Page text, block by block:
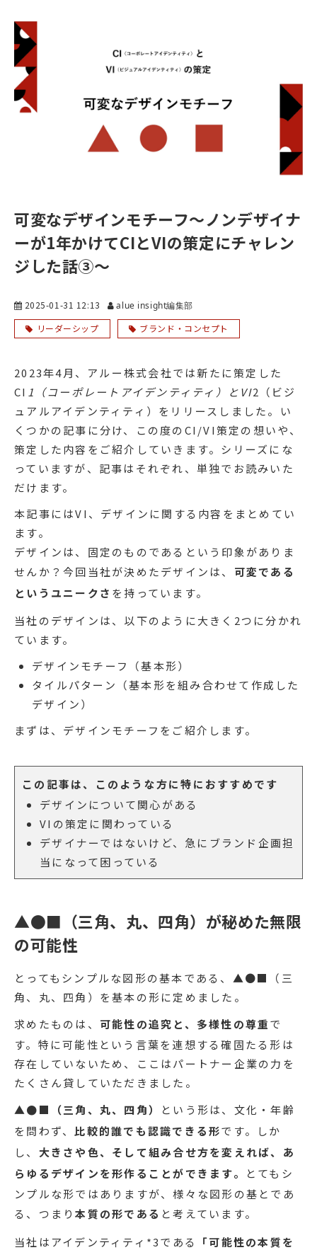
可変なデザインモチーフ～ノンデザイナ
ーが1年かけてCIとVIの策定にチャレン
ジした話③～
2025-01-31 12:13
alue insight編集部
リーダーシップ
ブランド・コンセプト
2023年4月、アルー株式会社では新たに策定した
CI 1（コーポレートアイデンティティ）とVI2（ビジ
ュアルアイデンティティ）をリリースしました。い
くつかの記事に分け、この度のCI/VI策定の想いや、
策定した内容をご紹介していきます。シリーズにな
っていますが、記事はそれぞれ、単独でお読みいた
だけます。
本記事にはVI、デザインに関する内容をまとめてい
ます。
デザインは、固定のものであるという印象がありま
せんか？今回当社が決めたデザインは、 可変である
というユニークさ を持っています。
当社のデザインは、以下のように大きく2つに分かれ
ています。
デザインモチーフ（基本形）
タイルパターン（基本形を組み合わせて作成した
デザイン）
まずは、デザインモチーフをご紹介します。
この記事は、このような方に特におすすめです
デザインについて関心がある
VIの策定に関わっている
デザイナーではないけど、急にブランド企画担
当になって困っている
▲●■（三角、丸、四角）が秘めた無限
の可能性
とってもシンプルな図形の基本である、▲●■（三
角、丸、四角）を基本の形に定めました。
求めたものは、 可能性の追究と、多様性の尊重で
す。特に可能性という言葉を連想する確固たる形は
存在していないため、ここはパートナー企業の力を
たくさん貸していただきました。
▲●■（三角、丸、四角）
という形は、文化・年齢
を問わず、 比較的誰でも認識できる形です。しか
し、 大きさや色、そして組み合せ方を変えれば、あ
らゆるデザインを形作ることができます。
とてもシ
ンプルな形ではありますが、様々な図形の基とであ
る、つまり本質の形である と考えています。
当社はアイデンティティ*3である
「可能性の本質を